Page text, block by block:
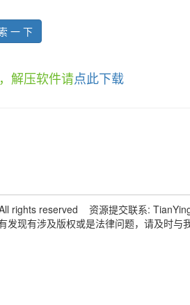
一 下
解压软件请点此下载
rights reserved 资源提交联系:
现有涉及版权或是法律问题，请及时与